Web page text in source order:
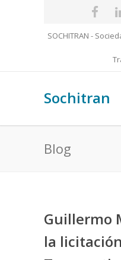
SOCHITRAN -
Sochitran
Blog
Guillermo
la